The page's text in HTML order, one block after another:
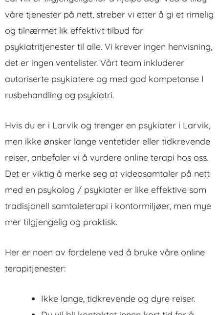
våre tjenester på nett, streber vi etter å gi et rimelig
og tilnærmet lik effektivt tilbud for
psykiatritjenester til alle. Vi krever ingen henvisning,
det er ingen ventelister. Vårt team inkluderer
autoriserte psykiatere og med god kompetanse I
rusbehandling og psykiatri.
Hvis du er i Larvik og trenger en psykiater i Larvik,
men ikke ønsker lange ventetider eller tidkrevende
reiser, anbefaler vi å vurdere online terapi hos oss.
Det er viktig å merke seg at videosamtaler på nett
med en psykolog / psykiater er like effektive som
tradisjonell samtaleterapi i kontormiljøer, men mye
mer tilgjengelig og praktisk.
Her er noen av fordelene ved å bruke våre online
terapitjenester:
Ikke lange, tidkrevende og dyre reiser.